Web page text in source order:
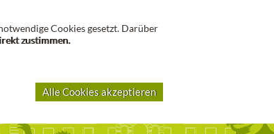
Cookies gesetzt. Darüber
zustimmen.
Alle Cookies akzeptieren